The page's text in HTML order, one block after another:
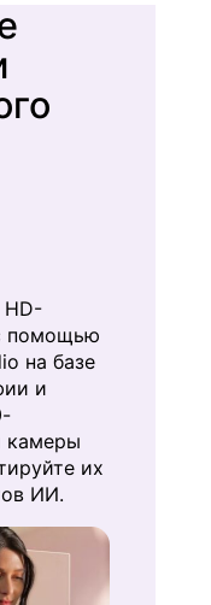
HD-
помощью
на базе
и
камеры
их
ИИ.